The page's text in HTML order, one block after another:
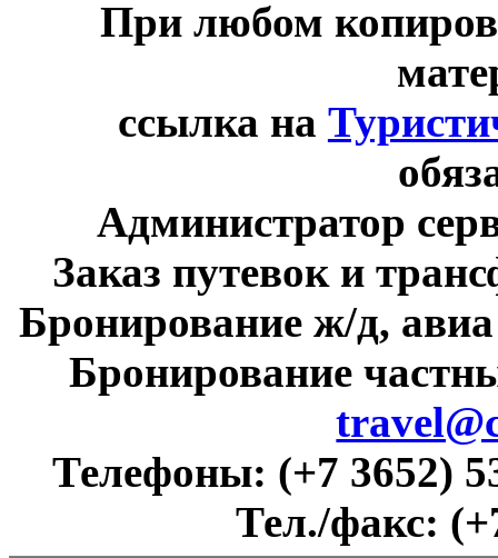
При любом
ссылка на
Администратор
Заказ путевок и
Бронирование ж/д,
Бронирование
Телефоны: (+7 3652)
Тел./факс: